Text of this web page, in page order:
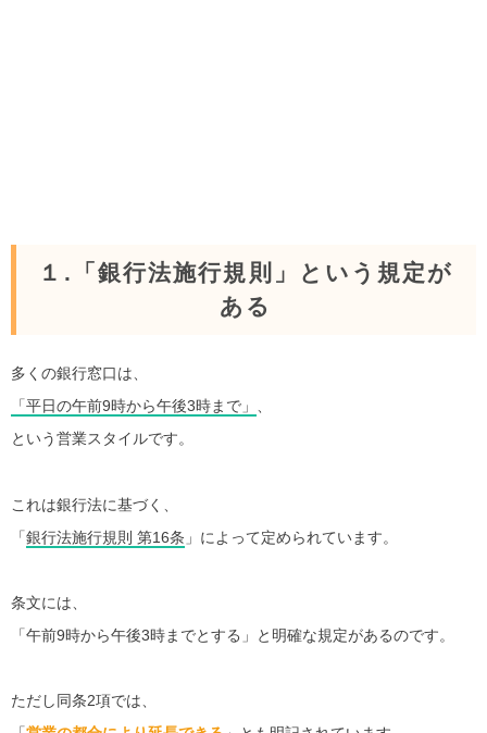
１.「銀行法施行規則」という規定が
ある
多くの銀行窓口は、
「平日の午前9時から午後3時まで」 、
という営業スタイルです。
これは銀行法に基づく、
「銀行法施行規則 第16条 」によって定められています。
条文には、
「午前9時から午後3時までとする」と明確な規定があるのです。
ただし同条2項では、